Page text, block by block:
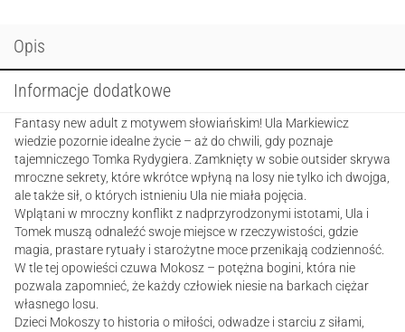
Opis
Informacje dodatkowe
Fantasy new adult z motywem słowiańskim! Ula Markiewicz
wiedzie pozornie idealne życie – aż do chwili, gdy poznaje
tajemniczego Tomka Rydygiera. Zamknięty w sobie outsider skrywa
mroczne sekrety, które wkrótce wpłyną na losy nie tylko ich dwojga,
ale także sił, o których istnieniu Ula nie miała pojęcia.
Wplątani w mroczny konflikt z nadprzyrodzonymi istotami, Ula i
Tomek muszą odnaleźć swoje miejsce w rzeczywistości, gdzie
magia, prastare rytuały i starożytne moce przenikają codzienność.
W tle tej opowieści czuwa Mokosz – potężna bogini, która nie
pozwala zapomnieć, że każdy człowiek niesie na barkach ciężar
własnego losu.
Dzieci Mokoszy to historia o miłości, odwadze i starciu z siłami,